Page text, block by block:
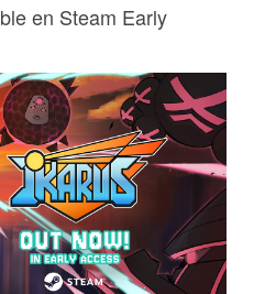
en Steam Early